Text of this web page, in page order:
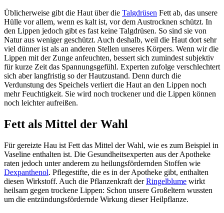
Üblicherweise gibt die Haut über die Talgdrüsen Fett ab, das unsere
Hülle vor allem, wenn es kalt ist, vor dem Austrocknen schützt. In
den Lippen jedoch gibt es fast keine Talgdrüsen. So sind sie von
Natur aus weniger geschützt. Auch deshalb, weil die Haut dort sehr
viel dünner ist als an anderen Stellen unseres Körpers. Wenn wir die
Lippen mit der Zunge anfeuchten, bessert sich zumindest subjektiv
für kurze Zeit das Spannungsgefühl. Experten zufolge verschlechtert
sich aber langfristig so der Hautzustand. Denn durch die
Verdunstung des Speichels verliert die Haut an den Lippen noch
mehr Feuchtigkeit. Sie wird noch trockener und die Lippen können
noch leichter aufreißen.
Fett als Mittel der Wahl
Für gereizte Hau ist Fett das Mittel der Wahl, wie es zum Beispiel in
Vaseline enthalten ist. Die Gesundheitsexperten aus der Apotheke
raten jedoch unter anderem zu heilungsfördernden Stoffen wie
Dexpanthenol. Pflegestifte, die es in der Apotheke gibt, enthalten
diesen Wirkstoff. Auch die Pflanzenkraft derRingelblume wirkt
heilsam gegen trockene Lippen: Schon unsere Großeltern wussten
um die entzündungsfördernde Wirkung dieser Heilpflanze.